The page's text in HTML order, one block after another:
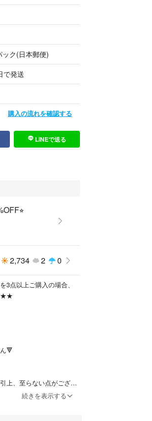
ク(日本郵便)
で発送
購入の流れを確認する
LINEで送る
2,734 2 0
点以上ご購入の場合、
🔻
上、至らない点がござい
続きを表示する